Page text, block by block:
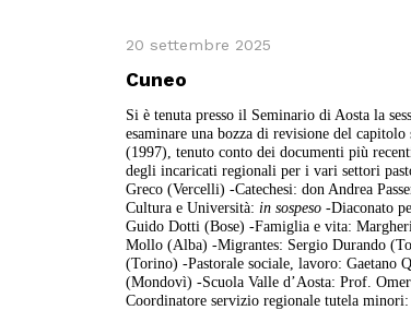
20 settembre 2025
Cuneo
Si è tenuta presso il Seminario di Aosta la
esaminare una bozza di revisione del
(1997), tenuto conto dei documenti più
degli incaricati regionali per i vari settori
Greco (Vercelli) -Catechesi: don Andrea
Cultura e Università: in sospeso -Diaconato
Guido Dotti (Bose) -Famiglia e vita:
Mollo (Alba) -Migrantes: Sergio Durando
(Torino) -Pastorale sociale, lavoro:
(Mondovì) -Scuola Valle d’Aosta: Prof.
Coordinatore servizio regionale tutela